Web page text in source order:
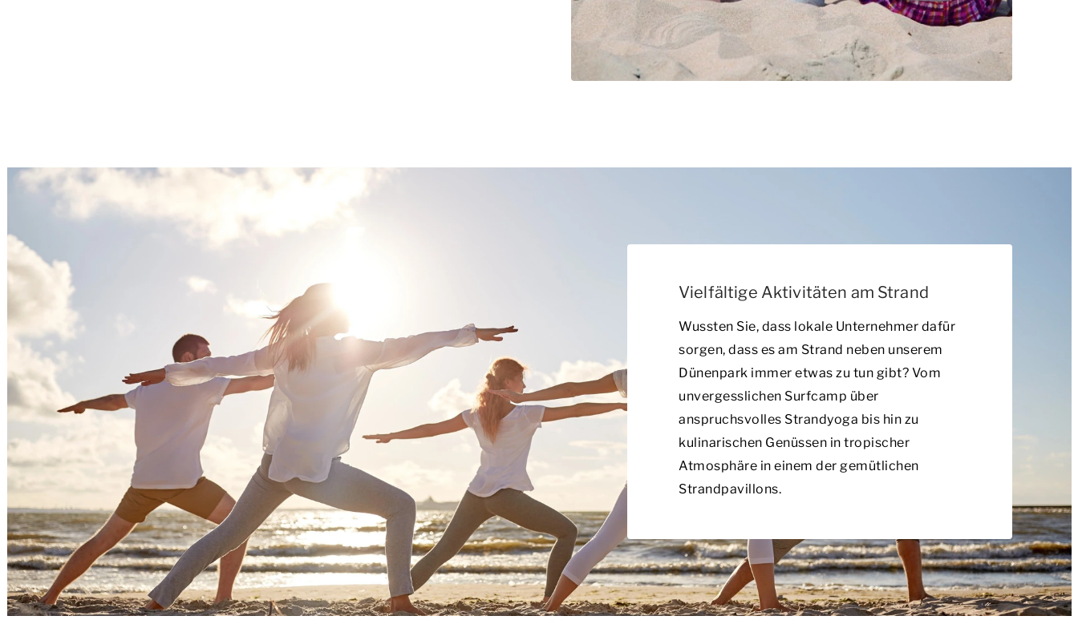
Vielfältige Aktivitäten am Strand
Wussten Sie, dass lokale Unternehmer dafür
sorgen, dass es am Strand neben unserem
Dünenpark immer etwas zu tun gibt? Vom
unvergesslichen Surfcamp über
anspruchsvolles Strandyoga bis hin zu
kulinarischen Genüssen in tropischer
Atmosphäre in einem der gemütlichen
Strandpavillons.